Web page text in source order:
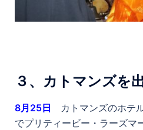
３、カトマンズを
8月25日 カトマンズのホテ
でプリティービー・ラーズマ